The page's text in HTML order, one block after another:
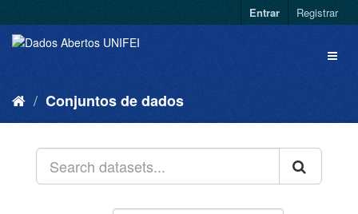
Entrar Registrar
Conjuntos de dados